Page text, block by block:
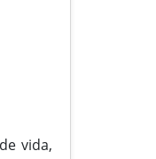
vida,